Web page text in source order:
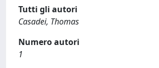
Tutti gli autori
Casadei, Thomas
Numero autori
1